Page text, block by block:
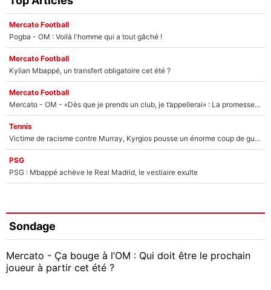
Mercato Football
Pogba - OM : Voilà l'homme qui a tout gâché !
Mercato Football
Kylian Mbappé, un transfert obligatoire cet été ?
Mercato Football
Mercato - OM - «Dès que je prends un club, je t’appellerai» : La promesse de Marcelino au moment de claquer la porte
Tennis
Victime de racisme contre Murray, Kyrgios pousse un énorme coup de gueule !
PSG
PSG : Mbappé achève le Real Madrid, le vestiaire exulte
Sondage
Mercato - Ça bouge à l’OM : Qui doit être le prochain
joueur à partir cet été ?